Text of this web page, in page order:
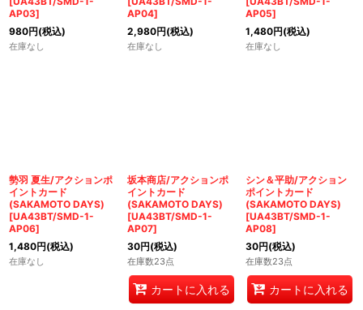
AP03]
980円(税込)
在庫なし
AP04]
2,980円(税込)
在庫なし
AP05]
1,480円(税込)
在庫なし
勢羽 夏生/アクションポ
イントカード
(SAKAMOTO DAYS)
[UA43BT/SMD-1-
AP06]
1,480円(税込)
在庫なし
坂本商店/アクションポ
イントカード
(SAKAMOTO DAYS)
[UA43BT/SMD-1-
AP07]
30円(税込)
在庫数23点
カートに入れる
シン＆平助/アクション
ポイントカード
(SAKAMOTO DAYS)
[UA43BT/SMD-1-
AP08]
30円(税込)
在庫数23点
カートに入れる